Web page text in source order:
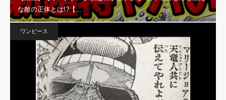
な敵の正体とは!?【…
ワンピース